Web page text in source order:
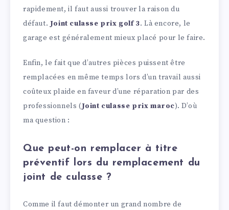
rapidement, il faut aussi trouver la raison du
défaut. Joint culasse prix golf 3. Là encore, le
garage est généralement mieux placé pour le faire.
Enfin, le fait que d’autres pièces puissent être
remplacées en même temps lors d’un travail aussi
coûteux plaide en faveur d’une réparation par des
professionnels (Joint culasse prix maroc). D’où
ma question :
Que peut-on remplacer à titre
préventif lors du remplacement du
joint de culasse ?
Comme il faut démonter un grand nombre de